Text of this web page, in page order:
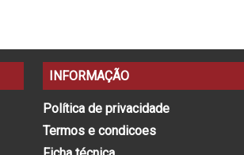
INFORMAÇÃO
Política de privacidade
Termos e condicoes